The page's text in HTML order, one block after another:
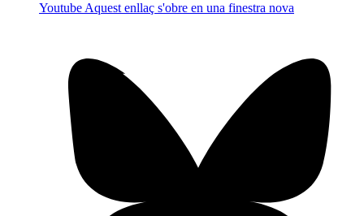
YoutubeAquest enllaç s'obre en una finestra nova